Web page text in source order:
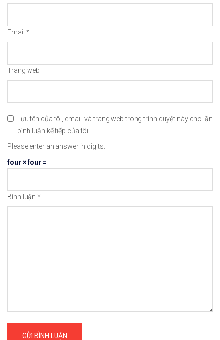
Hướng Dẫn Cách Tích Hợp Tài Khoản Ngân
[Video] Cách Cài Đặt
Cảm ơn bạn đã đọc bài viết
Email *
Trang web
Lưu tên của tôi, email, và trang web trong trình duyệt này cho lần
bình luận kế tiếp của tôi.
Please enter an answer in digits:
four × four =
Bình luận *